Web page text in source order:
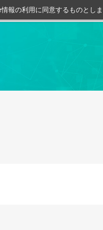
報の利用に同意するものとしま